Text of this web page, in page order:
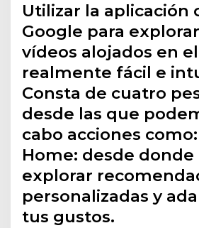
Utilizar la aplicación
Google para
vídeos alojados en
realmente fácil e
Consta de cuatro
desde las que
cabo acciones
Home: desde donde
explorar
personalizadas y
tus gustos.